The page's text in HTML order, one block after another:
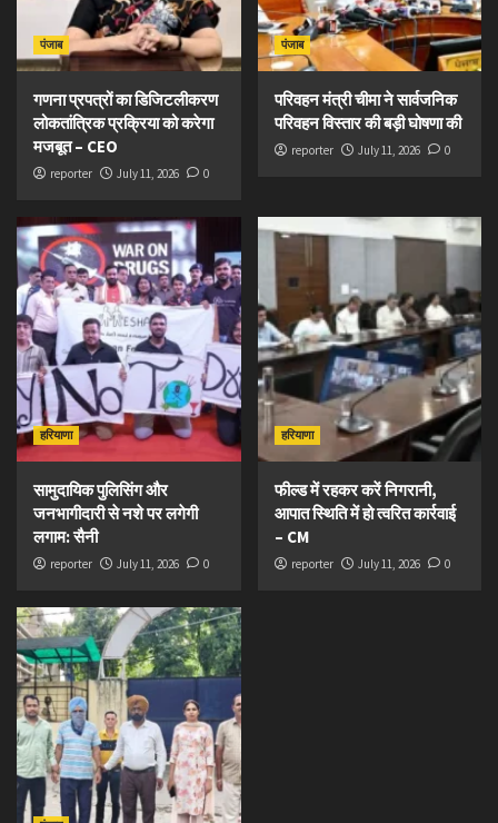
पंजाब
गणना प्रपत्रों का डिजिटलीकरण
लोकतांत्रिक प्रक्रिया को करेगा
मजबूत – CEO
reporter July 11, 2026 0
पंजाब
परिवहन मंत्री चीमा ने सार्वजनिक
परिवहन विस्तार की बड़ी घोषणा की
reporter July 11, 2026 0
हरियाणा
सामुदायिक पुलिसिंग और
जनभागीदारी से नशे पर लगेगी
लगाम: सैनी
reporter July 11, 2026 0
हरियाणा
फील्ड में रहकर करें निगरानी,
आपात स्थिति में हो त्वरित कार्रवाई
– CM
reporter July 11, 2026 0